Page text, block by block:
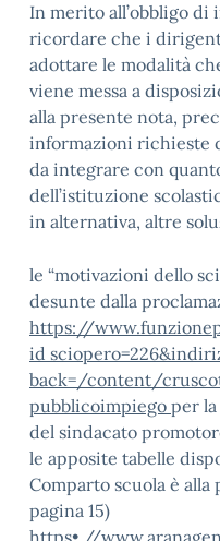
In merito all’obbligo di
ricordare che i
adottare le modalità
viene messa a
alla presente nota,
informazioni richieste
da integrare con
dell’istituzione
in alternativa, altre
le “motivazioni dello
desunte dalla
https://
id
back=/content/
pubblicoimpiego per
del sindacato
le apposite tabelle
Comparto scuola è alla
pagina 15)
https•.//